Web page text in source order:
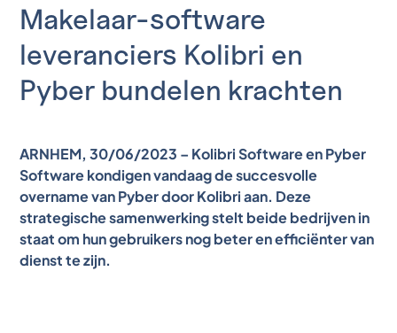
Makelaar-software
leveranciers Kolibri en
Pyber bundelen krachten
ARNHEM, 30/06/2023 – Kolibri Software en Pyber
Software kondigen vandaag de succesvolle
overname van Pyber door Kolibri aan. Deze
strategische samenwerking stelt beide bedrijven in
staat om hun gebruikers nog beter en efficiënter van
dienst te zijn.